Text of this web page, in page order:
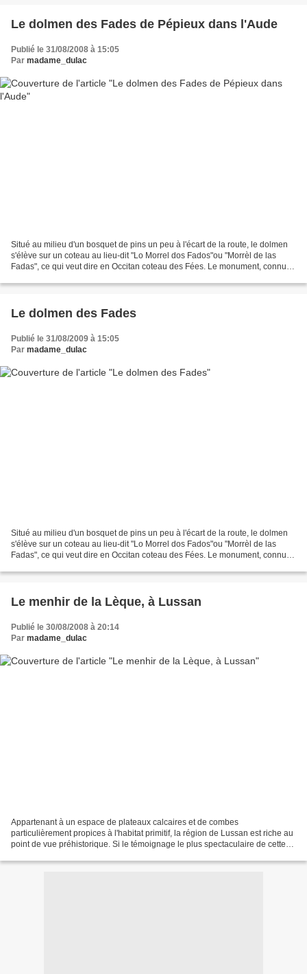
Le dolmen des Fades de Pépieux dans l'Aude
Publié le 31/08/2008 à 15:05
Par madame_dulac
Situé au milieu d'un bosquet de pins un peu à l'écart de la route, le dolmen
s'élève sur un coteau au lieu-dit "Lo Morrel dos Fados"ou "Morrèl de las
Fadas", ce qui veut dire en Occitan coteau des Fées. Le monument, connu
Le dolmen des Fades
Publié le 31/08/2009 à 15:05
Par madame_dulac
Situé au milieu d'un bosquet de pins un peu à l'écart de la route, le dolmen
s'élève sur un coteau au lieu-dit "Lo Morrel dos Fados"ou "Morrèl de las
Fadas", ce qui veut dire en Occitan coteau des Fées. Le monument, connu
Le menhir de la Lèque, à Lussan
Publié le 30/08/2008 à 20:14
Par madame_dulac
Appartenant à un espace de plateaux calcaires et de combes
particulièrement propices à l'habitat primitif, la région de Lussan est riche au
point de vue préhistorique. Si le témoignage le plus spectaculaire de cette